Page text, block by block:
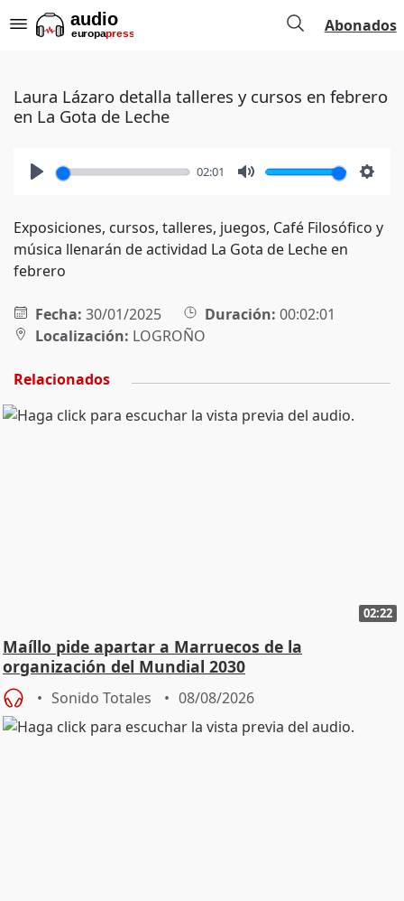
Abonados
Laura Lázaro detalla talleres y cursos en febrero
en La Gota de Leche
02:01
Exposiciones, cursos, talleres, juegos, Café Filosófico y
música llenarán de actividad La Gota de Leche en
febrero
Fecha: 30/01/2025 Duración: 00:02:01
Localización: LOGROÑO
Relacionados
02:22
Maíllo pide apartar a Marruecos de la
organización del Mundial 2030
Sonido Totales 08/08/2026